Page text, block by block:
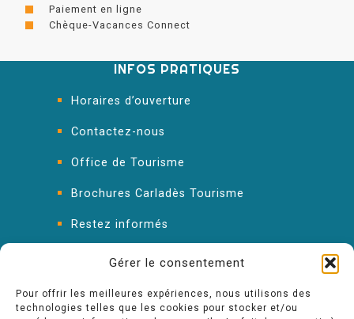
Gérer le consentement
Pour offrir les meilleures expériences, nous utilisons des
technologies telles que les cookies pour stocker et/ou
Paiement en ligne
Chèque-Vacances Connect
INFOS PRATIQUES
Horaires d’ouverture
Contactez-nous
Office de Tourisme
Brochures Carladès Tourisme
Restez informés
FAQ : les réponses à vos questions